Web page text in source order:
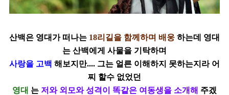
산백은 영대가 떠나는 18리길을 함께하며 배웅 하는데 영대
는 산백에게 사물을 기탁하며
사랑을 고백 해보지만.... 그는 얼른 이해하지 못하는지라 어
찌 할수 없었던
영대 는 저와 외모와 성격이 똑같은 여동생을 소개해 주겠